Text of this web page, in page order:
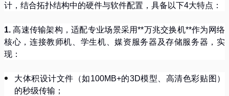
计，结合拓扑结构中的硬件与软件配置，具备以下4大特点：
1.高速传输架构，适配专业场景采用**万兆交换机**作为网络
核心，连接教师机、学生机、媒资服务器及存储服务器，实
现：
大体积设计文件（如100MB+的3D模型、高清色彩贴图）
的秒级传输；